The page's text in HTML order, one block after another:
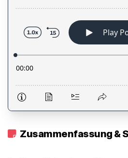
Zusammenfassung &